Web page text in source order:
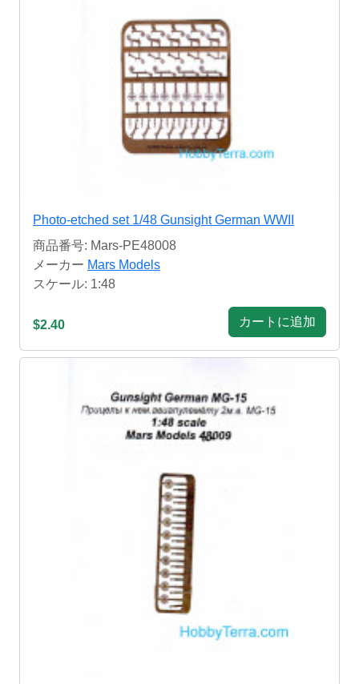
Photo-etched set 1/48 Gunsight German WWII
商品番号: Mars-PE48008
メーカー Mars Models
スケール: 1:48
$2.40 カートに追加